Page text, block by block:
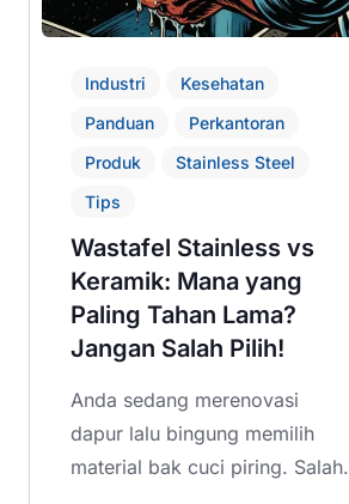
Industri
Kesehatan
Panduan
Perkantoran
Produk
Stainless Steel
Tips
Wastafel Stainless vs
Keramik: Mana yang
Paling Tahan Lama?
Jangan Salah Pilih!
Anda sedang merenovasi
dapur lalu bingung memilih
material bak cuci piring. Salah.